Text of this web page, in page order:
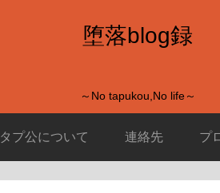
堕落blog録
～No tapukou,No life～
タプ公について 連絡先 プ